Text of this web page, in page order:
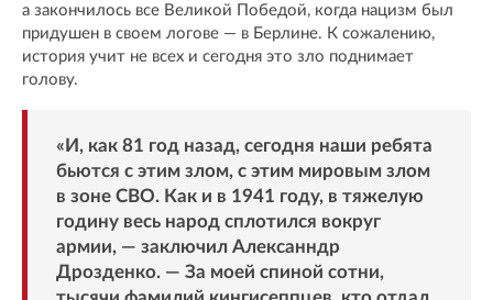
а закончилось все Великой Победой, когда нацизм был
придушен в своем логове — в Берлине. К сожалению,
история учит не всех и сегодня это зло поднимает
голову.
«И, как 81 год назад, сегодня наши ребята
бьются с этим злом, с этим мировым злом
в зоне СВО. Как и в 1941 году, в тяжелую
годину весь народ сплотился вокруг
армии, — заключил Алексанндр
Дрозденко. — За моей спиной сотни,